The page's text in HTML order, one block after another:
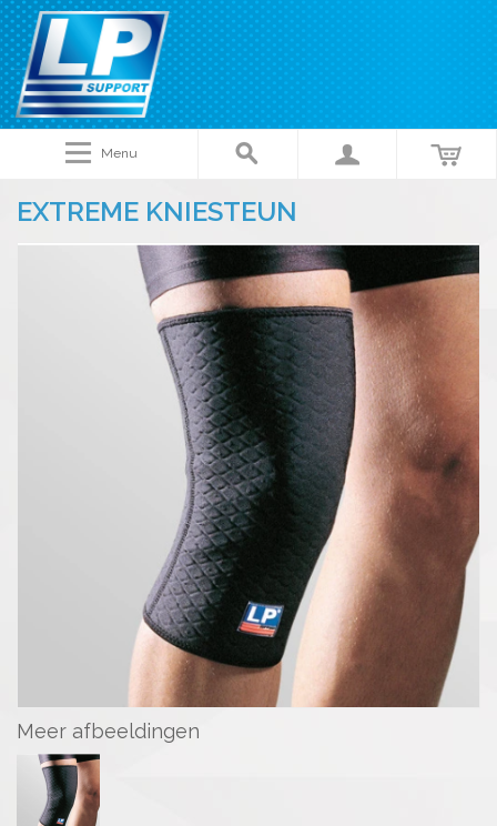
Menu
EXTREME KNIESTEUN
Meer afbeeldingen